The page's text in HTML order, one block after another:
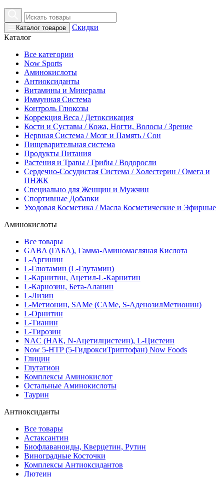
Каталог товаров
Скидки
Каталог
Все категории
Now Sports
Аминокислоты
Антиоксиданты
Витамины и Минералы
Иммунная Система
Контроль Глюкозы
Коррекция Веса / Детоксикация
Кости и Суставы / Кожа, Ногти, Волосы / Зрение
Нервная Система / Мозг и Память / Сон
Пищеварительная система
Продукты Питания
Растения и Травы / Грибы / Водоросли
Сердечно-Сосудистая Система / Холестерин / Омега и
ПНЖК
Специально для Женщин и Мужчин
Спортивные Добавки
Уходовая Косметика / Масла Косметические и Эфирные
Аминокислоты
Все товары
GABA (ГАБА), Гамма-Аминомасляная Кислота
L-Аргинин
L-Глютамин (L-Глутамин)
L-Карнитин, Ацетил-L-Карнитин
L-Карнозин, Бета-Аланин
L-Лизин
L-Метионин, SAMe (САМе, S-АденозилМетионин)
L-Орнитин
L-Тианин
L-Тирозин
NAC (НАК, N-Ацетилцистеин), L-Цистеин
Now 5-HTP (5-ГидроксиТриптофан) Now Foods
Глицин
Глутатион
Комплексы Аминокислот
Остальные Аминокислоты
Таурин
Антиоксиданты
Все товары
Астаксантин
Биофлаваноиды, Кверцетин, Рутин
Виноградные Косточки
Комплексы Антиоксидантов
Лютеин